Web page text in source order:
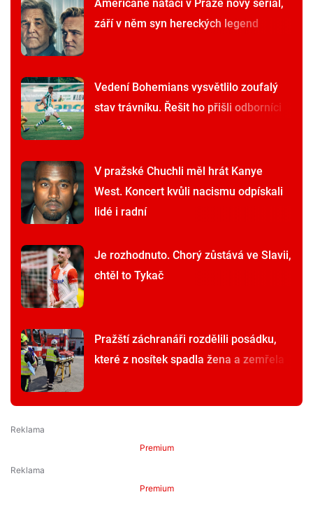
Američané natáčí v Praze nový seriál,
září v něm syn hereckých legend
Vedení Bohemians vysvětlilo zoufalý
stav trávníku. Řešit ho přišli odborníci
V pražské Chuchli měl hrát Kanye
West. Koncert kvůli nacismu odpískali
lidé i radní
Je rozhodnuto. Chorý zůstává ve Slavii,
chtěl to Tykač
Pražští záchranáři rozdělili posádku,
které z nosítek spadla žena a zemřela
Premium
Premium